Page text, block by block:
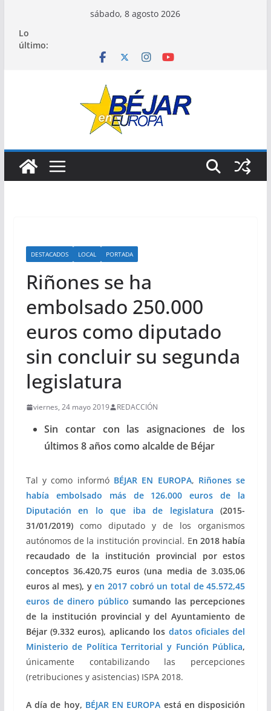
contenido
sábado, 8 agosto 2026
Lo
último:
DESTACADOS LOCAL PORTADA
Riñones se ha
embolsado 250.000
euros como diputado
sin concluir su segunda
legislatura
viernes, 24 mayo 2019 REDACCIÓN
Sin contar con las asignaciones de los
últimos 8 años como alcalde de Béjar
Tal y como informó BÉJAR EN EUROPA, Riñones se
había embolsado más de 126.000 euros de la
Diputación en lo que iba de legislatura (2015-
31/01/2019)como diputado y de los organismos
autónomos de la institución provincial. En 2018 había
recaudado de la institución provincial por estos
conceptos 36.420,75 euros (una media de 3.035,06
euros al mes), y en 2017 cobró un total de 45.572,45
euros de dinero público sumando las percepciones
de la institución provincial ydel Ayuntamiento de
Béjar (9.332 euros), aplicando los datos oficiales del
Ministerio de Política Territorial y Función Pública,
únicamente contabilizando las percepciones
(retribuciones y asistencias) ISPA 2018.
A día de hoy, BÉJAR EN EUROPA está en disposición